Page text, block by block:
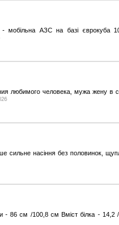
- мобільна АЗС на базі єврокуба
любимого человека, мужа жену в
сильне насіння без половинок,
- 86 см /100,8 см Вміст білка - 14,2